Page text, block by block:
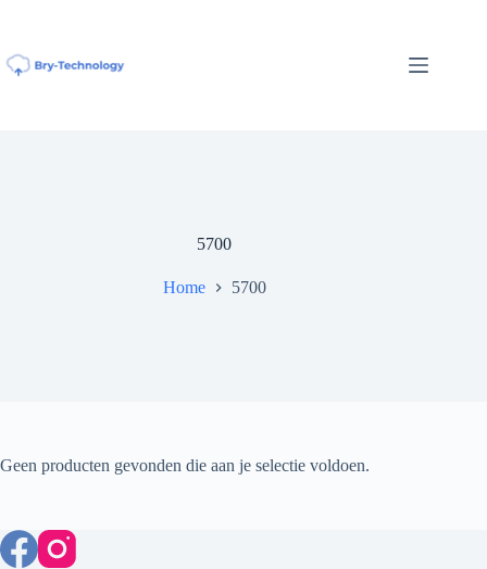
inhoud
5700
Home 5700
Geen producten gevonden die aan je selectie voldoen.